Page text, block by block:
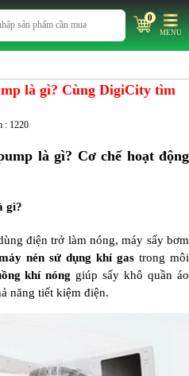
0
MENU
là gì? Cùng DigiCity tìm
: 1220
là gì? Cơ chế hoạt động
gì?
điện trở làm nóng, máy sấy bơm
nén sử dụng khí gastrong môi
khí nóng giúp sấy khô quần áo
năng tiết kiệm điện.